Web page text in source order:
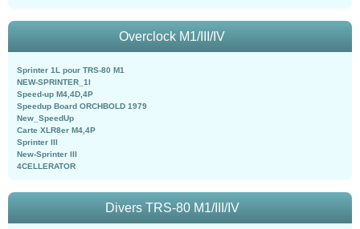
Overclock M1/III/IV
Sprinter 1L pour TRS-80 M1
NEW-SPRINTER_1l
Speed-up M4,4D,4P
Speedup Board ORCHBOLD 1979
New_SpeedUp
Carte XLR8er M4,4P
Sprinter III
New-Sprinter III
4CELLERATOR
Divers TRS-80 M1/III/IV